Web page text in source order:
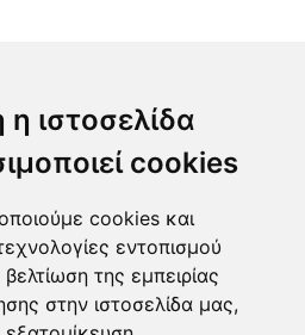
η ιστοσελίδα
cookies
cookies και
εντοπισμού
βελτίωση της εμπειρίας
στην ιστοσελίδα μας,